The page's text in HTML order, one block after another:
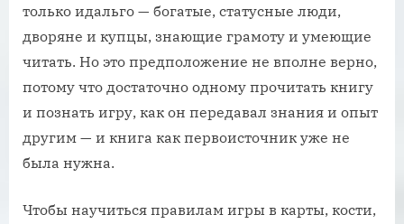
только идальго — богатые, статусные люди,
дворяне и купцы, знающие грамоту и умеющие
читать. Но это предположение не вполне верно,
потому что достаточно одному прочитать книгу
и познать игру, как он передавал знания и опыт
другим — и книга как первоисточник уже не
была нужна.
Чтобы научиться правилам игры в карты, кости,